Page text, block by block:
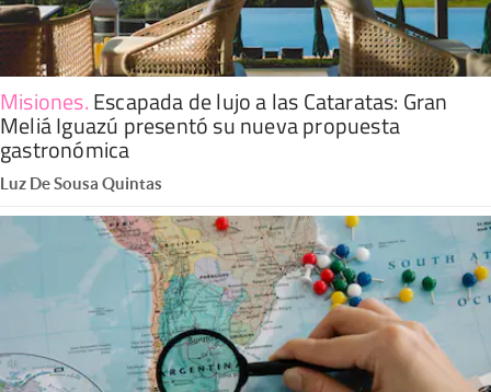
Misiones.Escapada de lujo a las Cataratas: Gran
Meliá Iguazú presentó su nueva propuesta
gastronómica
Luz De Sousa Quintas